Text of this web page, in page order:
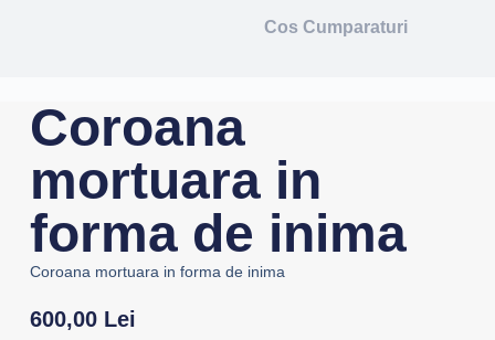
Cos Cumparaturi
Coroana
mortuara in
forma de inima
Coroana mortuara in forma de inima
600,00 Lei